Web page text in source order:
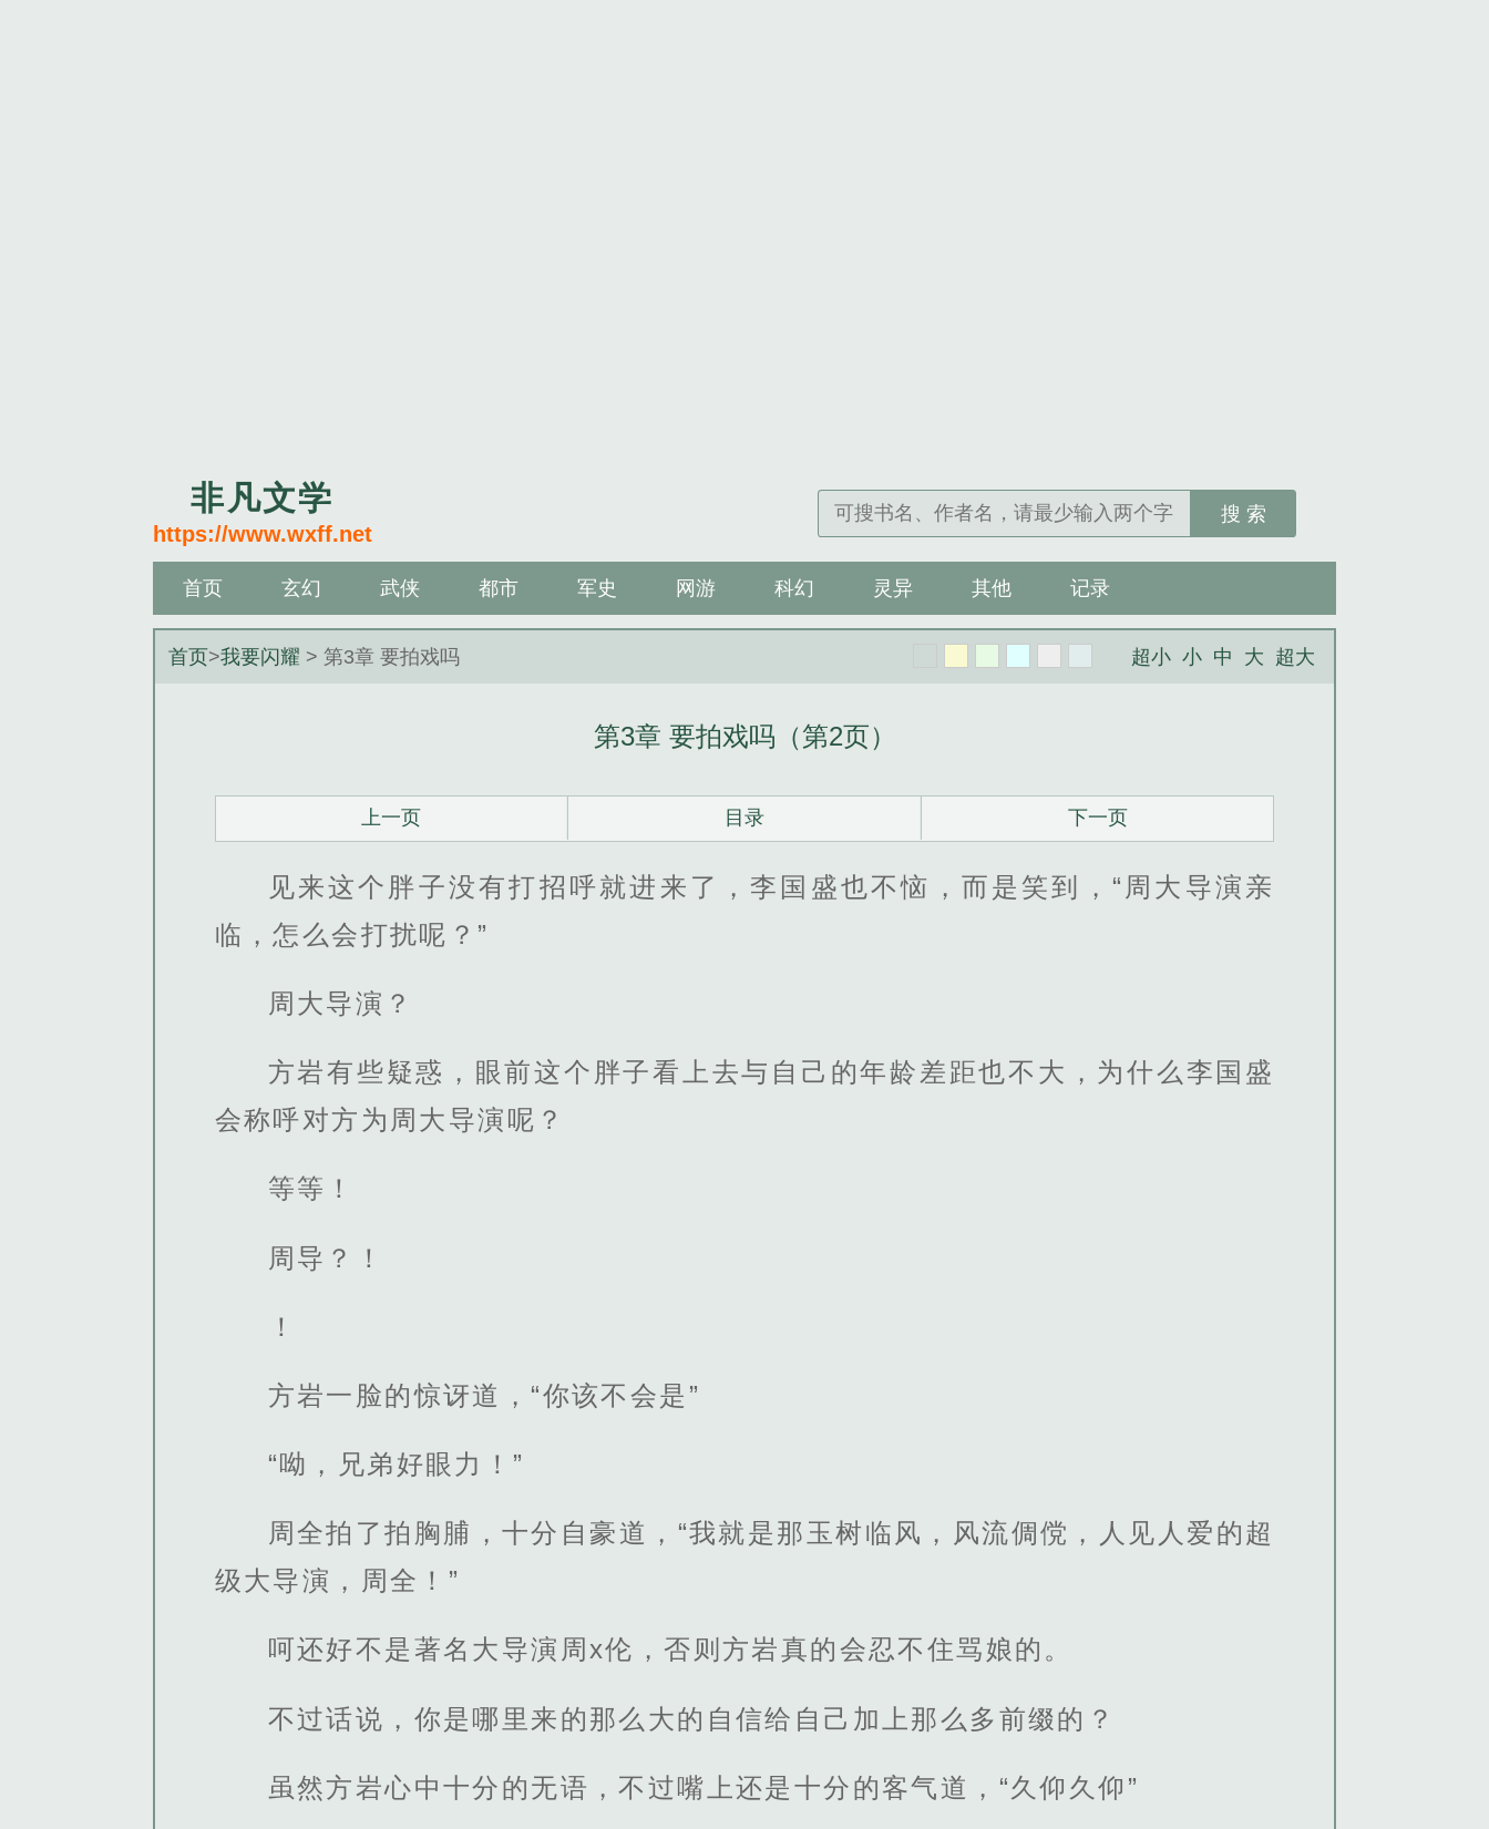
非凡文学
https://www.wxff.net
搜 索
首页 玄幻 武侠 都市 军史 网游 科幻 灵异 其他 记录
首页>我要闪耀 > 第3章 要拍戏吗 超小 小 中 大 超大
第3章 要拍戏吗（第2页）
上一页 目录 下一页
见来这个胖子没有打招呼就进来了，李国盛也不恼，而是笑到，“周大导演亲
临，怎么会打扰呢？”
周大导演？
方岩有些疑惑，眼前这个胖子看上去与自己的年龄差距也不大，为什么李国盛
会称呼对方为周大导演呢？
等等！
周导？！
！
方岩一脸的惊讶道，“你该不会是”
“呦，兄弟好眼力！”
周全拍了拍胸脯，十分自豪道，“我就是那玉树临风，风流倜傥，人见人爱的超
级大导演，周全！”
呵还好不是著名大导演周x伦，否则方岩真的会忍不住骂娘的。
不过话说，你是哪里来的那么大的自信给自己加上那么多前缀的？
虽然方岩心中十分的无语，不过嘴上还是十分的客气道，“久仰久仰”